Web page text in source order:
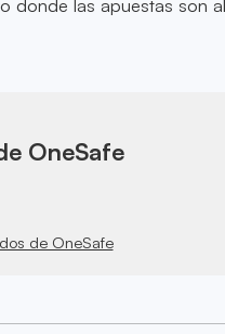
donde las apuestas son
OneSafe
de OneSafe